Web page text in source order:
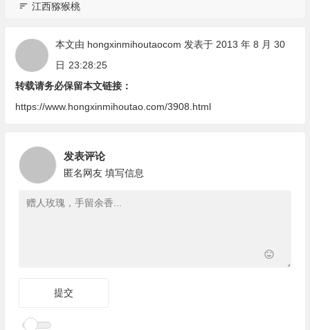
江西猕猴桃
本文由 hongxinmihoutaocom 发表于 2013 年 8 月 30
日 23:28:25
转载请务必保留本文链接：
https://www.hongxinmihoutao.com/3908.html
发表评论
匿名网友 填写信息